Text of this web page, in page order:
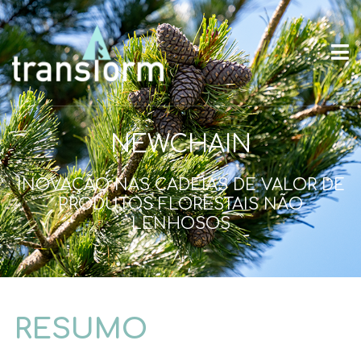
NEWCHAIN
INOVAÇÃO NAS CADEIAS DE VALOR DE
PRODUTOS FLORESTAIS NÃO
LENHOSOS
RESUMO